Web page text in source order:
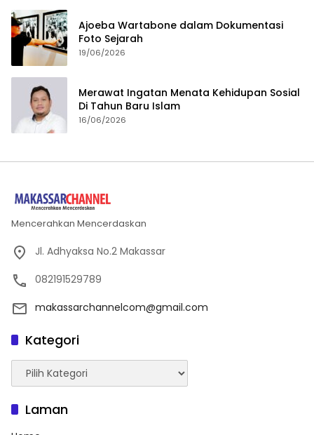
Ajoeba Wartabone dalam Dokumentasi
Foto Sejarah
19/06/2026
Merawat Ingatan Menata Kehidupan Sosial
Di Tahun Baru Islam
16/06/2026
Mencerahkan Mencerdaskan
Jl. Adhyaksa No.2 Makassar
082191529789
makassarchannelcom@gmail.com
Kategori
Kategori
Laman